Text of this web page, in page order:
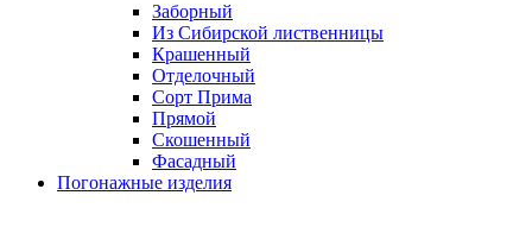
Заборный
Из Сибирской лиственницы
Крашенный
Отделочный
Сорт Прима
Прямой
Скошенный
Фасадный
Погонажные изделия